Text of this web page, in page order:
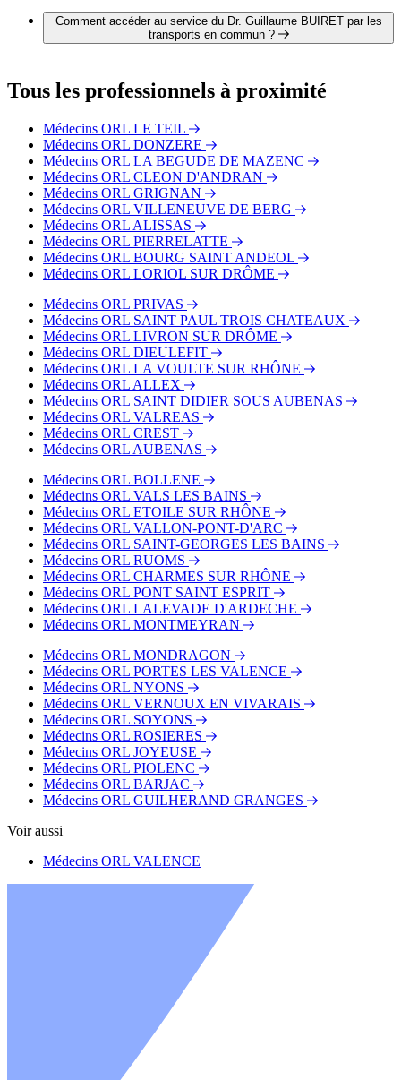
Dr. Guillaume BUIRET :
Dr. Nicolas DAVID
Comment accéder au service du Dr. Guillaume BUIRET par les
transports en commun ?
des arrêts suivants :
Bus - Gare 2
Bus - Montélimar - Gare
Tous les professionnels à proximité
Médecins ORL LE TEIL
Médecins ORL DONZERE
Médecins ORL LA BEGUDE DE MAZENC
Médecins ORL CLEON D'ANDRAN
Médecins ORL GRIGNAN
Médecins ORL VILLENEUVE DE BERG
Médecins ORL ALISSAS
Médecins ORL PIERRELATTE
Médecins ORL BOURG SAINT ANDEOL
Médecins ORL LORIOL SUR DRÔME
Médecins ORL PRIVAS
Médecins ORL SAINT PAUL TROIS CHATEAUX
Médecins ORL LIVRON SUR DRÔME
Médecins ORL DIEULEFIT
Médecins ORL LA VOULTE SUR RHÔNE
Médecins ORL ALLEX
Médecins ORL SAINT DIDIER SOUS AUBENAS
Médecins ORL VALREAS
Médecins ORL CREST
Médecins ORL AUBENAS
Médecins ORL BOLLENE
Médecins ORL VALS LES BAINS
Médecins ORL ETOILE SUR RHÔNE
Médecins ORL VALLON-PONT-D'ARC
Médecins ORL SAINT-GEORGES LES BAINS
Médecins ORL RUOMS
Médecins ORL CHARMES SUR RHÔNE
Médecins ORL PONT SAINT ESPRIT
Médecins ORL LALEVADE D'ARDECHE
Médecins ORL MONTMEYRAN
Médecins ORL MONDRAGON
Médecins ORL PORTES LES VALENCE
Médecins ORL NYONS
Médecins ORL VERNOUX EN VIVARAIS
Médecins ORL SOYONS
Médecins ORL ROSIERES
Médecins ORL JOYEUSE
Médecins ORL PIOLENC
Médecins ORL BARJAC
Médecins ORL GUILHERAND GRANGES
Voir aussi
Médecins ORL VALENCE